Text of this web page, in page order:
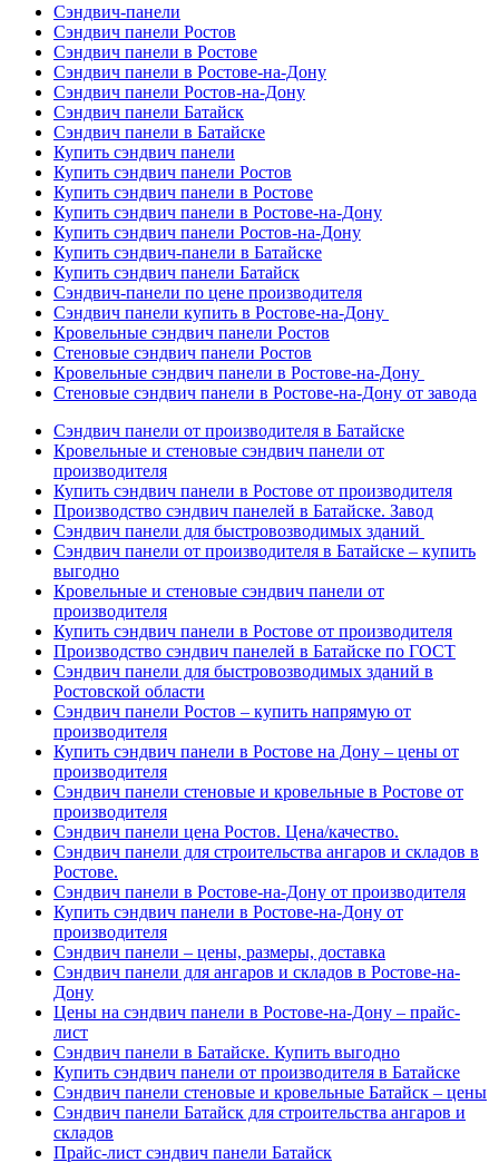
Сэндвич-панели
Cэндвич панели Ростов
Cэндвич панели в Ростове
Cэндвич панели в Ростове-на-Дону
Cэндвич панели Ростов-на-Дону
Cэндвич панели Батайск
Cэндвич панели в Батайске
Купить сэндвич панели
Купить сэндвич панели Ростов
Купить сэндвич панели в Ростове
Купить сэндвич панели в Ростове-на-Дону
Купить сэндвич панели Ростов-на-Дону
Купить сэндвич-панели в Батайске
Купить сэндвич панели Батайск
Сэндвич-панели по цене производителя
Сэндвич панели купить в Ростове-на-Дону
Кровельные сэндвич панели Ростов
Стеновые сэндвич панели Ростов
Кровельные сэндвич панели в Ростове-на-Дону
Стеновые сэндвич панели в Ростове-на-Дону от завода
Сэндвич панели от производителя в Батайске
Кровельные и стеновые сэндвич панели от
производителя
Купить сэндвич панели в Ростове от производителя
Производство сэндвич панелей в Батайске. Завод
Сэндвич панели для быстровозводимых зданий
Сэндвич панели от производителя в Батайске – купить
выгодно
Кровельные и стеновые сэндвич панели от
производителя
Купить сэндвич панели в Ростове от производителя
Производство сэндвич панелей в Батайске по ГОСТ
Сэндвич панели для быстровозводимых зданий в
Ростовской области
Сэндвич панели Ростов – купить напрямую от
производителя
Купить сэндвич панели в Ростове на Дону – цены от
производителя
Сэндвич панели стеновые и кровельные в Ростове от
производителя
Сэндвич панели цена Ростов. Цена/качество.
Сэндвич панели для строительства ангаров и складов в
Ростове.
Сэндвич панели в Ростове-на-Дону от производителя
Купить сэндвич панели в Ростове-на-Дону от
производителя
Сэндвич панели – цены, размеры, доставка
Сэндвич панели для ангаров и складов в Ростове-на-
Дону
Цены на сэндвич панели в Ростове-на-Дону – прайс-
лист
Сэндвич панели в Батайске. Купить выгодно
Купить сэндвич панели от производителя в Батайске
Сэндвич панели стеновые и кровельные Батайск – цены
Сэндвич панели Батайск для строительства ангаров и
складов
Прайс-лист сэндвич панели Батайск